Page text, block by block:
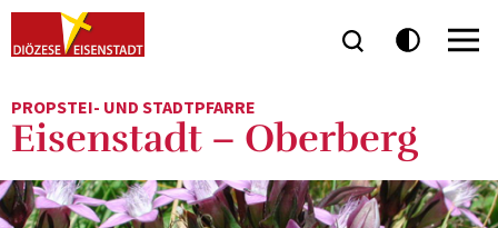
PROPSTEI- UND STADTPFARRE
Eisenstadt – Oberberg